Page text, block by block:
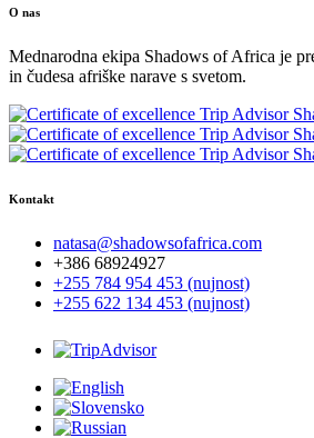
O nas
Mednarodna ekipa Shadows of Africa je
in čudesa afriške narave s svetom.
Kontakt
natasa@shadowsofafrica.com
+386 68924927
+255 784 954 453 (nujnost)
+255 622 134 453 (nujnost)